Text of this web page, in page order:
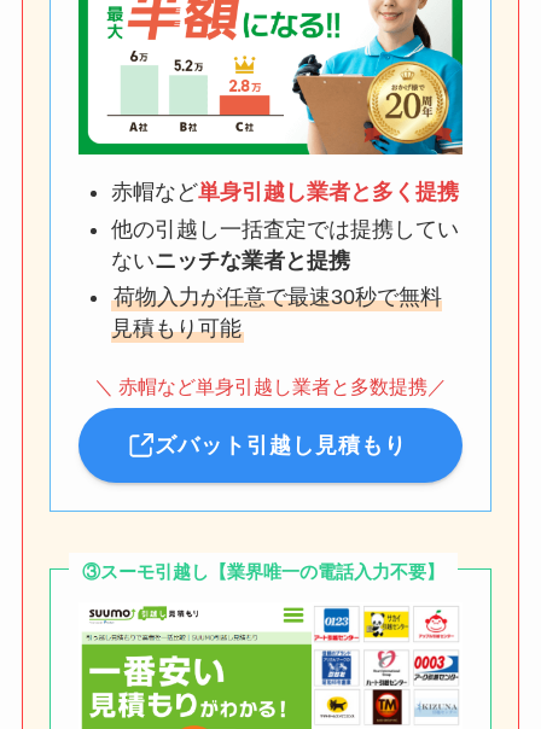
赤帽など単身引越し業者と多く提携
他の引越し一括査定では提携してい
ないニッチな業者と提携
荷物入力が任意で最速30秒で無料
見積もり可能
＼ 赤帽など単身引越し業者と多数提携／
ズバット引越し見積もり
③スーモ引越し【業界唯一の電話入力不要】